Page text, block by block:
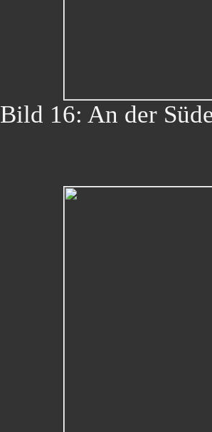
Bild 16: An der